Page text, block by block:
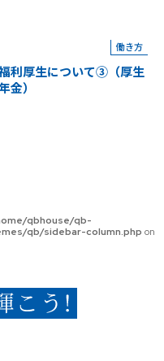
働き方
利厚生について③（厚生
金）
qbhouse/qb-
qb/sidebar-column.php on